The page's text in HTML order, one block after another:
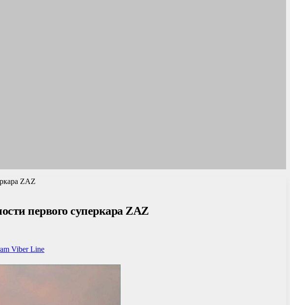
ZAZ
первого суперкара ZAZ
Viber Line